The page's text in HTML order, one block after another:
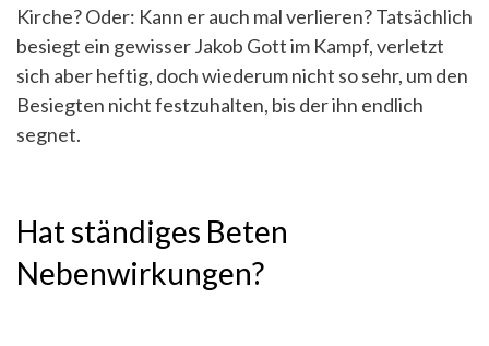
Kirche? Oder: Kann er auch mal verlieren? Tatsächlich
besiegt ein gewisser Jakob Gott im Kampf, verletzt
sich aber heftig, doch wiederum nicht so sehr, um den
Besiegten nicht festzuhalten, bis der ihn endlich
segnet.
Hat ständiges Beten
Nebenwirkungen?